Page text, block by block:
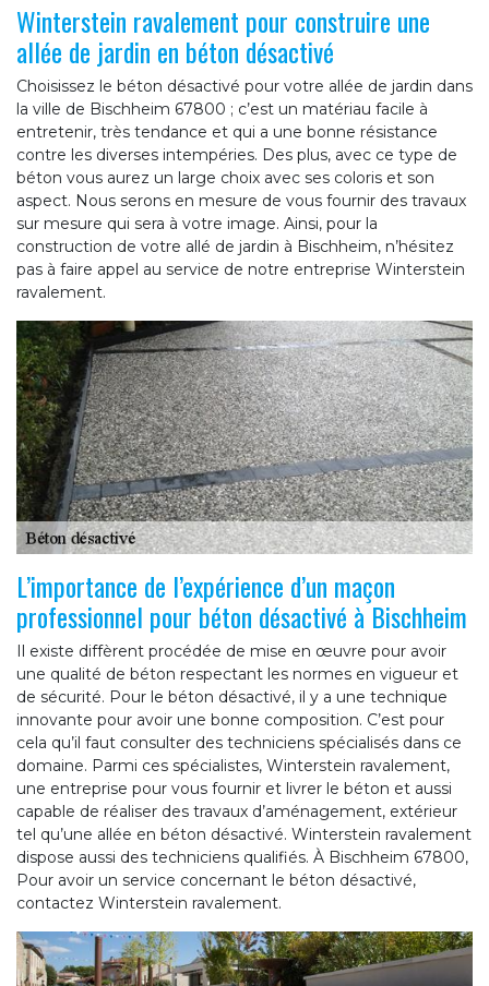
Winterstein ravalement pour construire une
allée de jardin en béton désactivé
Choisissez le béton désactivé pour votre allée de jardin dans
la ville de Bischheim 67800 ; c’est un matériau facile à
entretenir, très tendance et qui a une bonne résistance
contre les diverses intempéries. Des plus, avec ce type de
béton vous aurez un large choix avec ses coloris et son
aspect. Nous serons en mesure de vous fournir des travaux
sur mesure qui sera à votre image. Ainsi, pour la
construction de votre allé de jardin à Bischheim, n’hésitez
pas à faire appel au service de notre entreprise Winterstein
ravalement.
L’importance de l’expérience d’un maçon
professionnel pour béton désactivé à Bischheim
Il existe diffèrent procédée de mise en œuvre pour avoir
une qualité de béton respectant les normes en vigueur et
de sécurité. Pour le béton désactivé, il y a une technique
innovante pour avoir une bonne composition. C’est pour
cela qu’il faut consulter des techniciens spécialisés dans ce
domaine. Parmi ces spécialistes, Winterstein ravalement,
une entreprise pour vous fournir et livrer le béton et aussi
capable de réaliser des travaux d’aménagement, extérieur
tel qu’une allée en béton désactivé. Winterstein ravalement
dispose aussi des techniciens qualifiés. À Bischheim 67800,
Pour avoir un service concernant le béton désactivé,
contactez Winterstein ravalement.